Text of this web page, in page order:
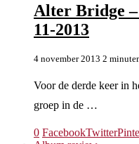
Alter Bridge
11-2013
4 november 2013 2
Voor de derde keer in
groep in de …
0 FacebookTwitter